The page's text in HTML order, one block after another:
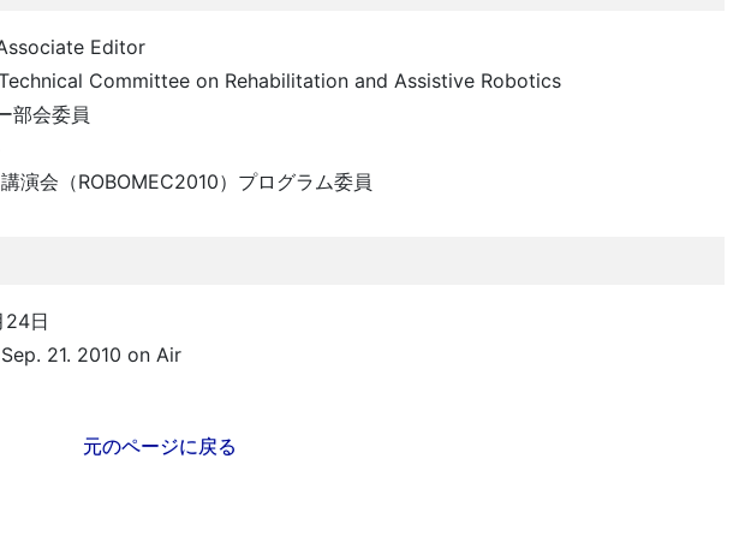
Editor
Committee on Rehabilitation and Assistive Robotics
部会委員
演会（ROBOMEC2010）プログラム委員
24日
21. 2010 on Air
元のページに戻る